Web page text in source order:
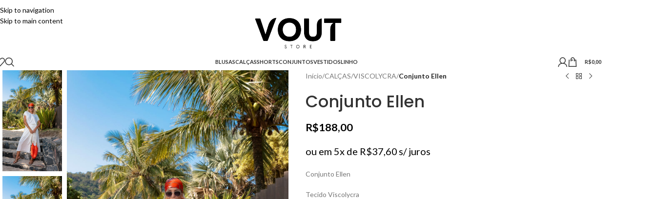
Skip to navigation
Skip to main content
BLUSASCALÇASSHORTSCONJUNTOSVESTIDOSLINHO R$0,00
Início/CALÇAS/VISCOLYCRA/Conjunto Ellen
Conjunto Ellen
R$188,00
ou em 5x de R$37,60 s/ juros
Conjunto Ellen
Tecido Viscolycra